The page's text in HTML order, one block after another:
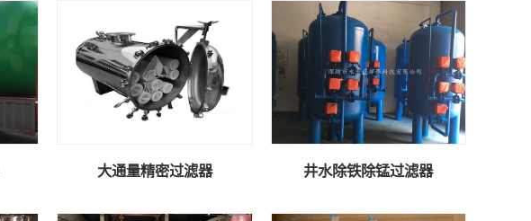
大通量精密过滤器 井水除铁除锰过滤器